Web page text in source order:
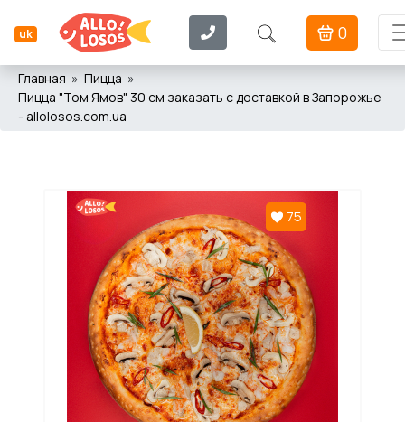
uk 0
Главная
Пицца
Пицца "Том Ямов" 30 см заказать с доставкой в Запорожье
- allolosos.com.ua
75